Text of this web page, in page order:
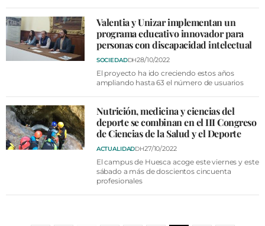
Valentia y Unizar implementan un
programa educativo innovador para
personas con discapacidad intelectual
SOCIEDADDH28/10/2022
El proyecto ha ido creciendo estos años
ampliando hasta 63 el número de usuarios
Nutrición, medicina y ciencias del
deporte se combinan en el III Congreso
de Ciencias de la Salud y el Deporte
ACTUALIDADDH27/10/2022
El campus de Huesca acoge este viernes y este
sábado a más de doscientos cincuenta
profesionales